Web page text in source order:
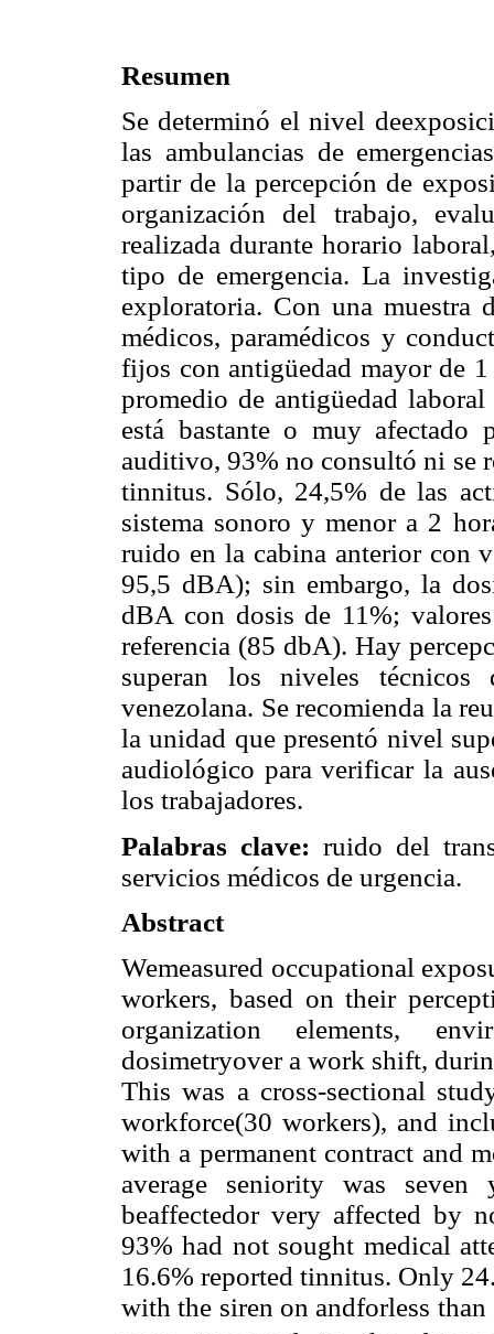
Resumen
Se determinó el nivel
las ambulancias de
partir de la percepción de
organización del trabajo,
realizada durante horario
tipo de emergencia. La
exploratoria. Con una muestra
médicos, paramédicos y
fijos con antigüedad mayor de
promedio de antigüedad
está bastante o muy
auditivo, 93% no consultó ni se
tinnitus. Sólo, 24,5% de las
sistema sonoro y menor a 2
ruido en la cabina anterior con
95,5 dBA); sin embargo, la
dBA con dosis de 11%;
referencia (85 dbA). Hay
superan los niveles
venezolana. Se recomienda la
la unidad que presentó nivel
audiológico para verificar la
los trabajadores.
Palabras clave: ruido del
servicios médicos de urgencia.
Abstract
Wemeasured occupational
workers, based on their
organization elements,
dosimetryover a work shift,
This was a cross-sectional
workforce(30 workers), and
with a permanent contract and
average seniority was
beaffectedor very affected by
93% had not sought medical
16.6% reported tinnitus. Only
with the siren on andforless